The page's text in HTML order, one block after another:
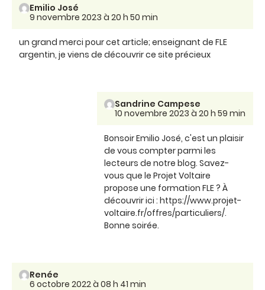
Emilio José
9 novembre 2023 à 20 h 50 min
un grand merci pour cet article; enseignant de FLE
argentin, je viens de découvrir ce site précieux
Sandrine Campese
10 novembre 2023 à 20 h 59 min
Bonsoir Emilio José, c'est un plaisir
de vous compter parmi les
lecteurs de notre blog. Savez-
vous que le Projet Voltaire
propose une formation FLE ? À
découvrir ici : https://www.projet-
voltaire.fr/offres/particuliers/.
Bonne soirée.
Renée
6 octobre 2022 à 08 h 41 min